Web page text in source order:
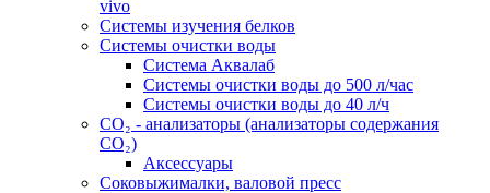
vivo
Системы изучения белков
Системы очистки воды
Система Аквалаб
Системы очистки воды до 500 л/час
Системы очистки воды до 40 л/ч
СО₂ - анализаторы (анализаторы содержания
СО₂)
Аксессуары
Соковыжималки, валовой пресс